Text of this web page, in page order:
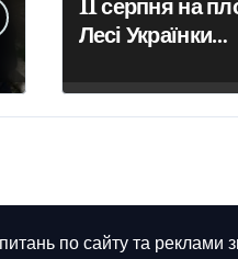
11 серпня на
Лесі Українки
очищення
пам’ятника
по сайту та